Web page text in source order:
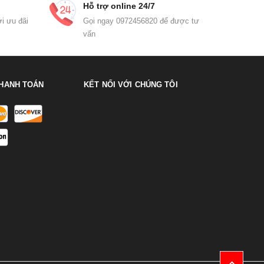
ưu đãi
Hỗ trợ online 24/7
Gọi ngay 0972456820 để được tư
vấn
TOÁN KẾT NỐI VỚI CHÚNG TÔI